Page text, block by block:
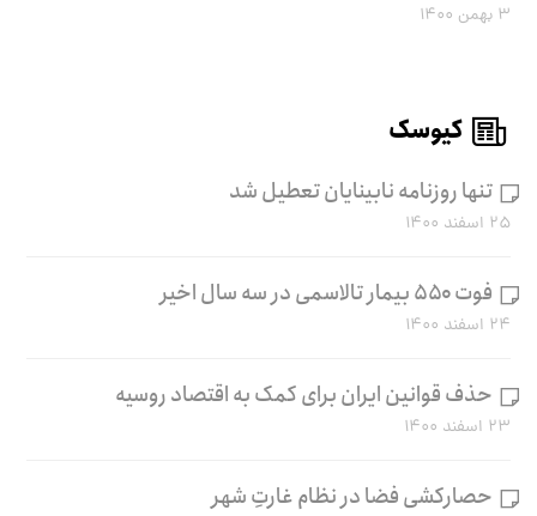
۳ بهمن ۱۴۰۰
کیوسک
تنها روزنامه نابینایان تعطیل شد
۲۵ اسفند ۱۴۰۰
فوت ۵۵۰ بیمار تالاسمی در سه سال اخیر
۲۴ اسفند ۱۴۰۰
حذف قوانین ایران برای کمک به اقتصاد روسیه
۲۳ اسفند ۱۴۰۰
حصارکشی فضا در نظام غارتِ شهر